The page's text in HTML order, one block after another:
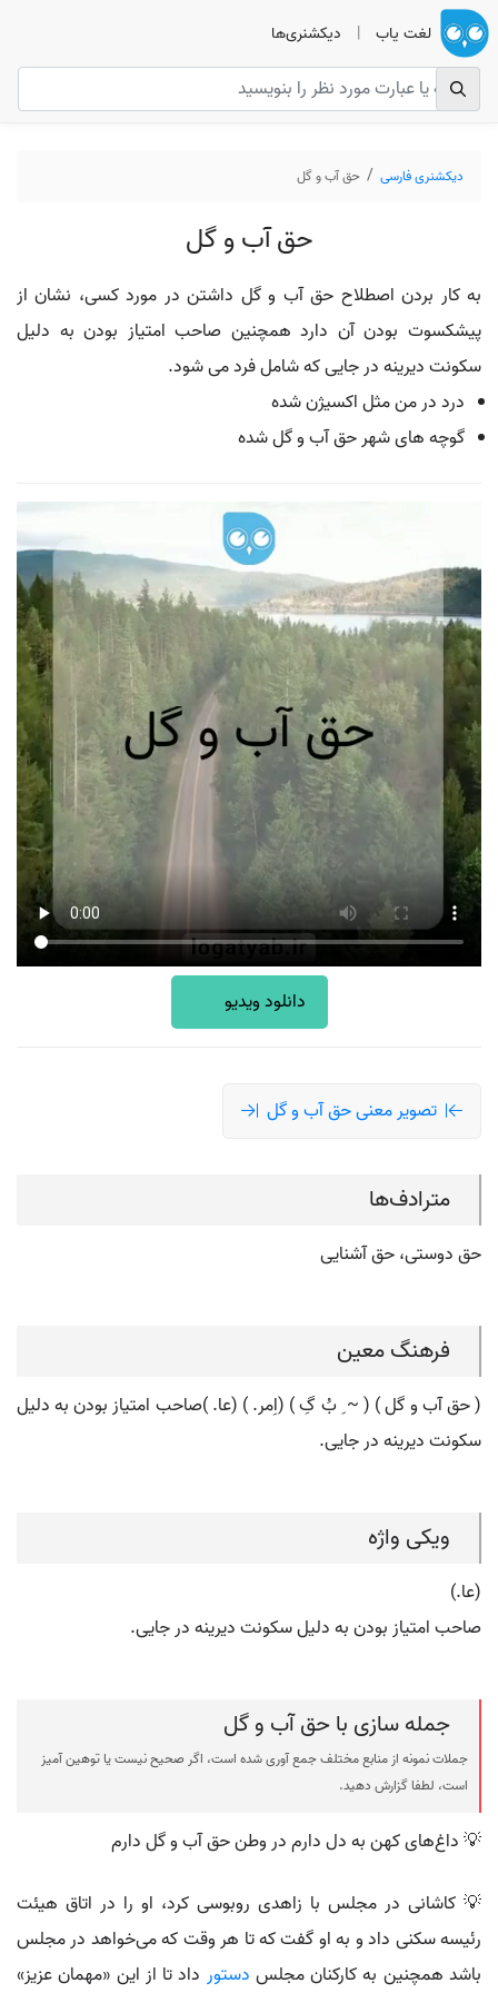
لغت یاب | دیکشنری‌ها
دیکشنری فارسی حق آب و گل
حق آب و گل
به کار بردن اصطلاح حق آب و گل داشتن در مورد کسی، نشان از
پیشکسوت بودن آن دارد همچنین صاحب امتیاز بودن به دلیل
سکونت دیرینه در جایی که شامل فرد می شود.
درد در من مثل اکسیژن شده
گوچه های شهر حق آب و گل شده
دانلود ویدیو
تصویر معنی حق آب و گل
مترادف‌ها
حق دوستی، حق آشنایی
فرهنگ معین
( حق آب و گل ) ( ~ ِ بُ گِ ) (اِمر. ) (عا. )صاحب امتیاز بودن به دلیل
سکونت دیرینه در جایی.
ویکی واژه
(عا.)
صاحب امتیاز بودن به دلیل سکونت دیرینه در جایی.
جمله سازی با حق آب و گل
جملات نمونه از منابع مختلف جمع آوری شده است، اگر صحیح نیست یا توهین آمیز
است، لطفا گزارش دهید.
💡 داغ‌های کهن به دل دارم در وطن حق آب و گل دارم
💡 کاشانی در مجلس با زاهدی روبوسی کرد، او را در اتاق هیئت
رئیسه سکنی داد و به او گفت که تا هر وقت که می‌خواهد در مجلس
باشد همچنین به کارکنان مجلس دستور داد تا از این «مهمان عزیز»